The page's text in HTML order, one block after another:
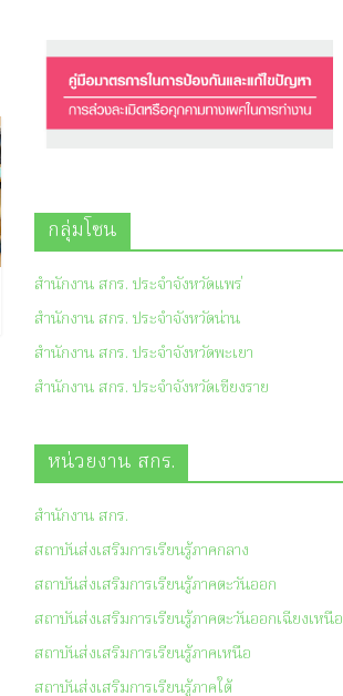
กลุ่มโซน
สำนักงาน สกร. ประจำจังหวัดแพร่
สำนักงาน สกร. ประจำจังหวัดน่าน
สำนักงาน สกร. ประจำจังหวัดพะเยา
สำนักงาน สกร. ประจำจังหวัดเชียงราย
หน่วยงาน สกร.
สำนักงาน สกร.
สถาบันส่งเสริมการเรียนรู้ภาคกลาง
สถาบันส่งเสริมการเรียนรู้ภาคตะวันออก
สถาบันส่งเสริมการเรียนรู้ภาคตะวันออกเฉียงเหนือ
สถาบันส่งเสริมการเรียนรู้ภาคเหนือ
สถาบันส่งเสริมการเรียนรู้ภาคใต้